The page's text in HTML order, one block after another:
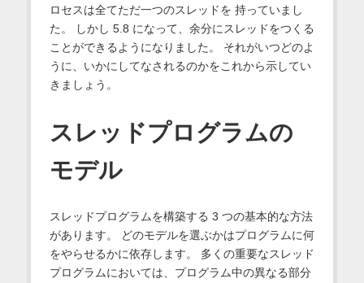
ロセスは全てただ一つのスレッドを 持っていまし
た。 しかし 5.8 になって、余分にスレッドをつくる
ことができるようになりました。 それがいつどのよ
うに、いかにしてなされるのかをこれから示してい
きましょう。
スレッドプログラムの
モデル
スレッドプログラムを構築する 3 つの基本的な方法
があります。 どのモデルを選ぶかはプログラムに何
をやらせるかに依存します。 多くの重要なスレッド
プログラムにおいては、プログラム中の異なる部分